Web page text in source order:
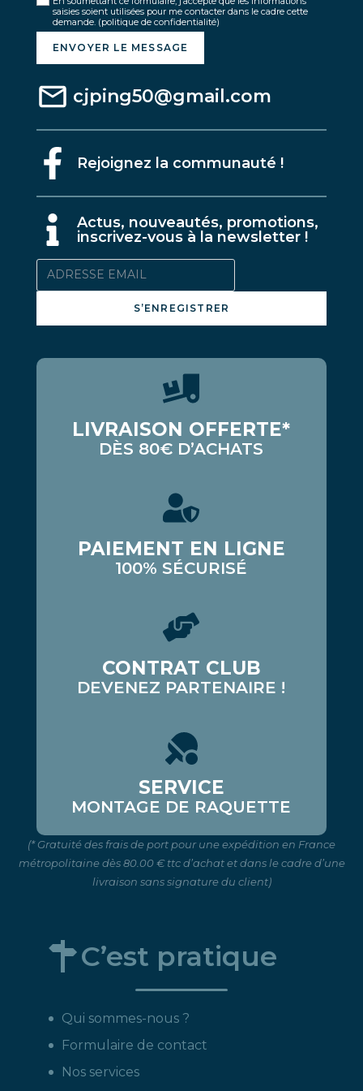
saisies soient utilisées pour me contacter dans le cadre cette
demande. (politique de confidentialité)
ENVOYER LE MESSAGE
cjping50@gmail.com
Rejoignez la communauté !
Actus, nouveautés, promotions,
inscrivez-vous à la newsletter !
S’ENREGISTRER
LIVRAISON OFFERTE*
DÈS 80€ D’ACHATS
PAIEMENT EN LIGNE
100% SÉCURISÉ
CONTRAT CLUB
DEVENEZ PARTENAIRE !
SERVICE
MONTAGE DE RAQUETTE
(* Gratuité des frais de port pour une expédition en France
métropolitaine dès 80.00 € ttc d’achat et dans le cadre d’une
livraison sans signature du client)
C’est pratique
Qui sommes-nous ?
Formulaire de contact
Nos services